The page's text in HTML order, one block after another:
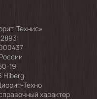
Технис»
19
Hiberg.
Техно
характер